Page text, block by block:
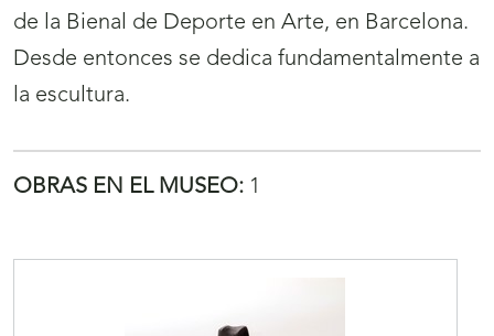
de la Bienal de Deporte en Arte, en Barcelona.
Desde entonces se dedica fundamentalmente a
la escultura.
OBRAS EN EL MUSEO: 1